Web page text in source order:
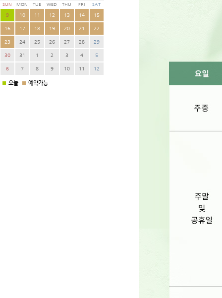
SUN MON TUE WED THU FRI SAT
9 10 11 12 13 14 15
16 17 18 19 20 21 22
23 24 25 26 27 28 29
30 31 1 2 3 4 5
6 7 8 9 10 11 12
오늘 예약가능